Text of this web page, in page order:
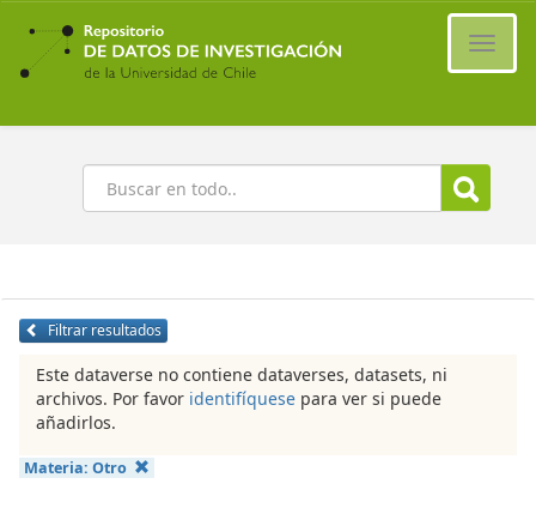
Ir
contenido
principal
Buscar
Filtrar resultados
Este dataverse no contiene dataverses, datasets, ni
archivos. Por favor identifíquese para ver si puede
añadirlos.
Materia: Otro